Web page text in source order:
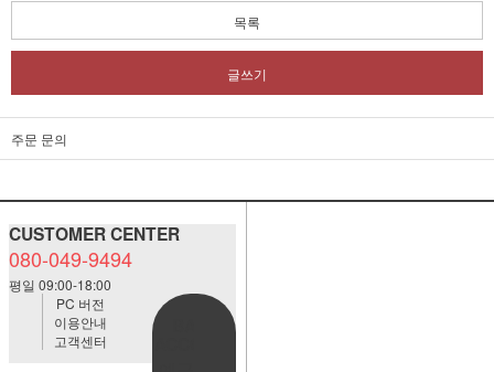
목록
글쓰기
주문 문의
CUSTOMER CENTER
080-049-9494
평일 09:00-18:00
PC 버전
이용안내
고객센터